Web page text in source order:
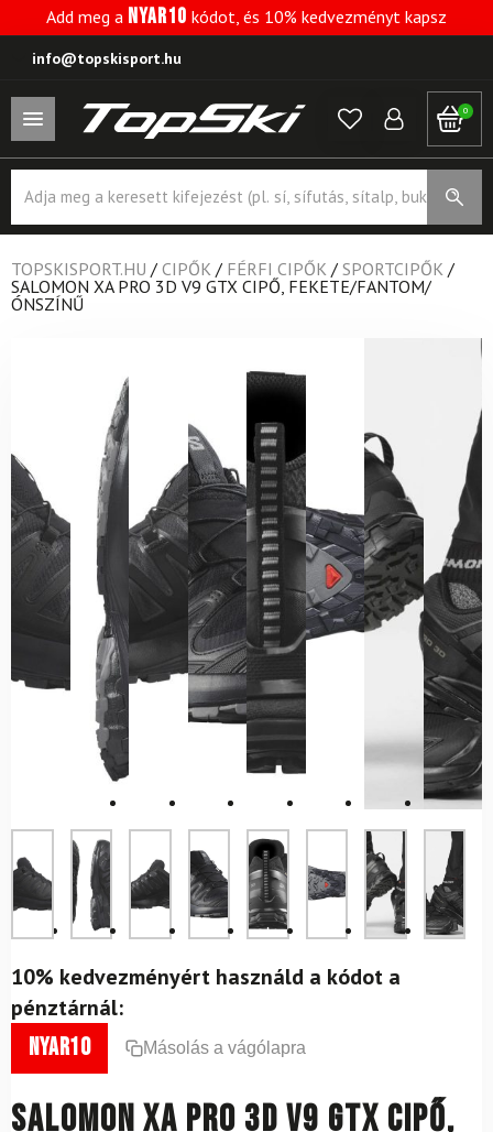
Add meg a NYAR10 kódot, és 10% kedvezményt kapsz
info@topskisport.hu
0
search
TOPSKISPORT.HU / CIPŐK / FÉRFI CIPŐK / SPORTCIPŐK /
SALOMON XA PRO 3D V9 GTX CIPŐ, FEKETE/FANTOM/
ÓNSZÍNŰ
10% kedvezményért használd a kódot a
pénztárnál:
nyar10 Másolás a vágólapra
SALOMON XA PRO 3D V9 GTX cipő,